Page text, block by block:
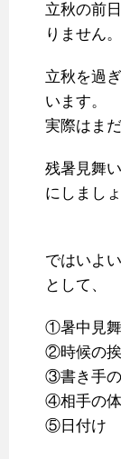
立秋の前
りません。
立秋を過
います。
実際はま
残暑見舞
にしましょ
ではいよ
として、
①暑中見
②時候の
③書き手
④相手の
⑤日付け